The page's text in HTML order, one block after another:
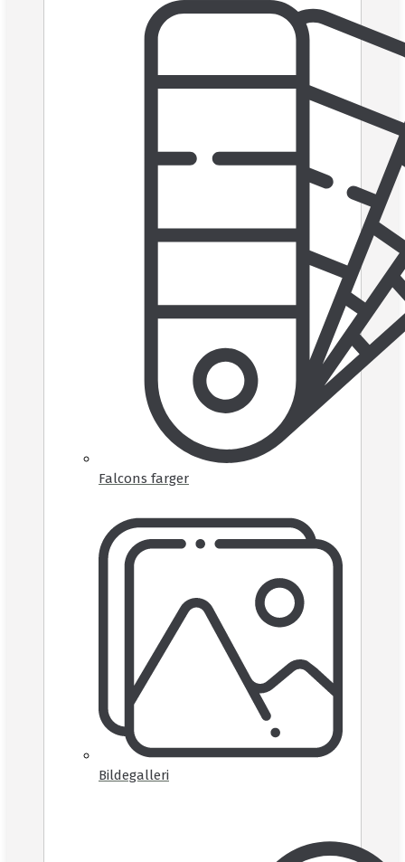
Falcons farger
Bildegalleri